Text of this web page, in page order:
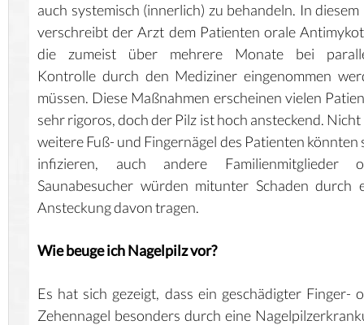
auch systemisch (innerlich) zu behandeln. In diesem
verschreibt der Arzt dem Patienten orale
die zumeist über mehrere Monate bei
Kontrolle durch den Mediziner eingenommen
müssen. Diese Maßnahmen erscheinen vielen
sehr rigoros, doch der Pilz ist hoch ansteckend.
weitere Fuß- und Fingernägel des Patienten könnten
infizieren, auch andere Familienmitglieder
Saunabesucher würden mitunter Schaden durch
Ansteckung davon tragen.
Wie beuge ich Nagelpilz vor?
Es hat sich gezeigt, dass ein geschädigter Finger-
Zehennagel besonders durch eine